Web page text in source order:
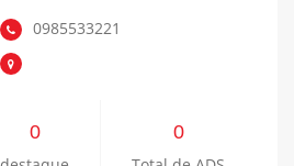
0985533221
0 0